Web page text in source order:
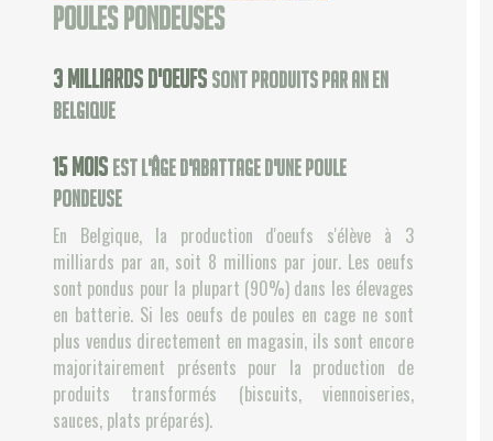
Poules pondeuses
3 milliards d'oeufs sont produits par an en
Belgique
17mois est l'âge d'abattage d'une poule
pondeuse
En Belgique, la production d'oeufs s'élève à 3
milliards par an, soit 8 millions par jour. Les oeufs
sont pondus pour la plupart (90%) dans les élevages
en batterie. Si les oeufs de poules en cage ne sont
plus vendus directement en magasin, ils sont encore
majoritairement présents pour la production de
produits transformés (biscuits, viennoiseries,
sauces, plats préparés).